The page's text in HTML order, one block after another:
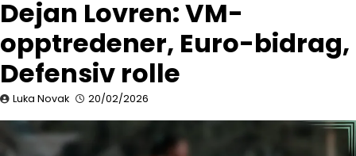
Dejan Lovren: VM-
opptredener, Euro-bidrag,
Defensiv rolle
Luka Novak 20/02/2026